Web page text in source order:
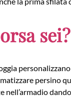
persino
nell’armadio